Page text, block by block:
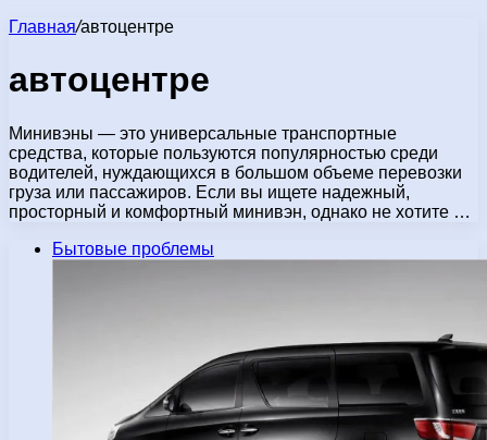
Главная/автоцентре
автоцентре
Минивэны — это универсальные транспортные
средства, которые пользуются популярностью среди
водителей, нуждающихся в большом объеме перевозки
груза или пассажиров. Если вы ищете надежный,
просторный и комфортный минивэн, однако не хотите …
Бытовые проблемы